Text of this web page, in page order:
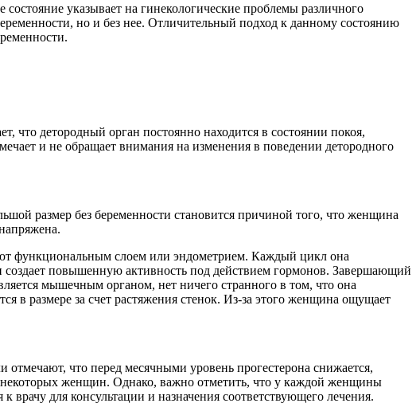
указывает на гинекологические проблемы различного
но и без нее. Отличительный подход к данному состоянию
детородный орган постоянно находится в состоянии покоя,
и не обращает внимания на изменения в поведении детородного
размер без беременности становится причиной того, что женщина
функциональным слоем или эндометрием. Каждый цикл она
повышенную активность под действием гормонов. Завершающий
мышечным органом, нет ничего странного в том, что она
в размере за счет растяжения стенок. Из-за этого женщина ощущает
что перед месячными уровень прогестерона снижается,
женщин. Однако, важно отметить, что у каждой женщины
для консультации и назначения соответствующего лечения.